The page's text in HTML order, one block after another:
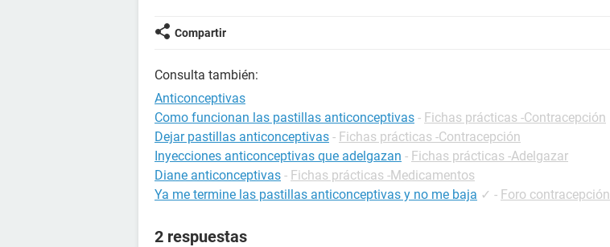
Compartir
Consulta también:
Anticonceptivas
Como funcionan las pastillas anticonceptivas - Fichas prácticas -Contracepción
Dejar pastillas anticonceptivas - Fichas prácticas -Contracepción
Inyecciones anticonceptivas que adelgazan - Fichas prácticas -Adelgazar
Diane anticonceptivas - Fichas prácticas -Medicamentos
Ya me termine las pastillas anticonceptivas y no me baja ✓ - Foro contracepción
2 respuestas